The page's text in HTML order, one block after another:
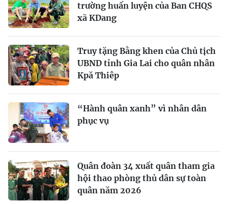
trường huấn luyện của Ban CHQS
xã KDang
Truy tặng Bằng khen của Chủ tịch
UBND tỉnh Gia Lai cho quân nhân
Kpă Thiêp
“Hành quân xanh” vì nhân dân
phục vụ
Quân đoàn 34 xuất quân tham gia
hội thao phòng thủ dân sự toàn
quân năm 2026